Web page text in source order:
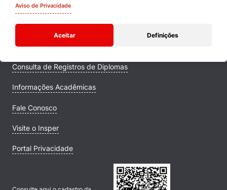
Aviso de Privacidade
Aceitar Definições
Quem Somos
Comunidade Transforme
Campus
Consulta de Registros de Diplomas
Informações Acadêmicas
Fale Conosco
Visite o Insper
Portal Privacidade